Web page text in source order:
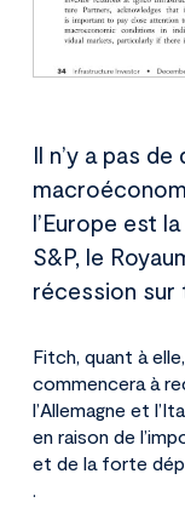
Il n’y a pas
l’Europe est
S&P, le
récession sur
Fitch, quant à
commencera à
l’Allemagne et
en raison de
et de la forte
.